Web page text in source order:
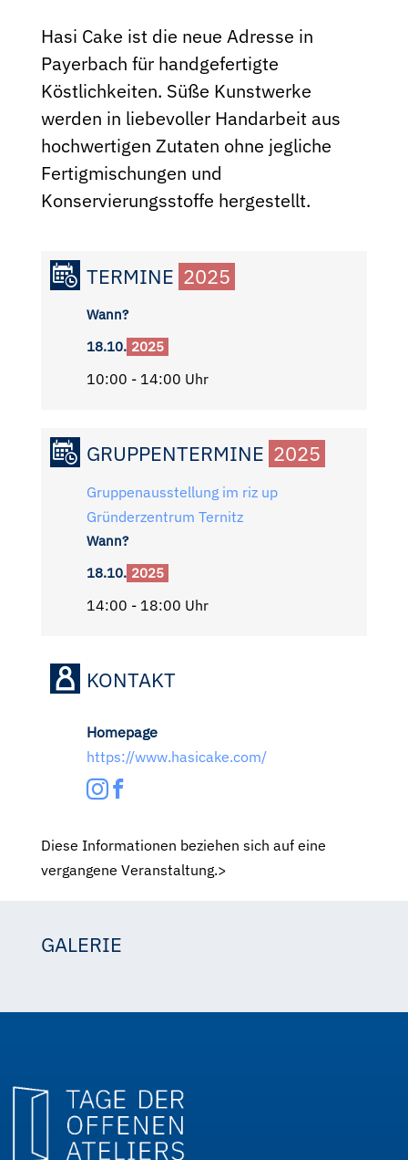
Hasi Cake ist die neue Adresse in
Payerbach für handgefertigte
Köstlichkeiten. Süße Kunstwerke
werden in liebevoller Handarbeit aus
hochwertigen Zutaten ohne jegliche
Fertigmischungen und
Konservierungsstoffe hergestellt.
TERMINE 2025
Wann?
18.10. 2025
10:00 - 14:00 Uhr
GRUPPENTERMINE 2025
Gruppenausstellung im riz up
Gründerzentrum Ternitz
Wann?
18.10. 2025
14:00 - 18:00 Uhr
KONTAKT
Homepage
https://www.hasicake.com/
Diese Informationen beziehen sich auf eine
vergangene Veranstaltung.>
GALERIE